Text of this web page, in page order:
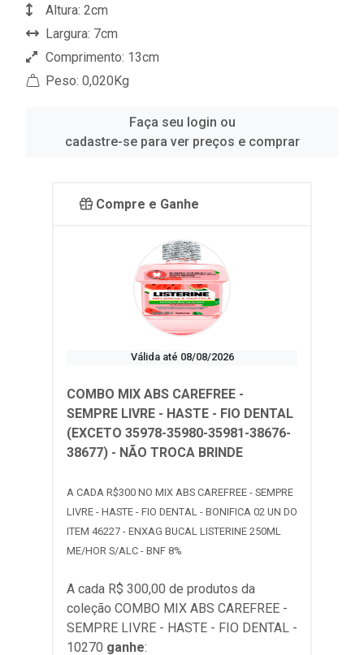
Altura: 2cm
Largura: 7cm
Comprimento: 13cm
Peso: 0,020Kg
Faça seu login ou
cadastre-se para ver preços e comprar
Compre e Ganhe
Válida até 08/08/2026
COMBO MIX ABS CAREFREE -
SEMPRE LIVRE - HASTE - FIO DENTAL
(EXCETO 35978-35980-35981-38676-
38677) - NÃO TROCA BRINDE
A CADA R$300 NO MIX ABS CAREFREE - SEMPRE
LIVRE - HASTE - FIO DENTAL - BONIFICA 02 UN DO
ITEM 46227 - ENXAG BUCAL LISTERINE 250ML
ME/HOR S/ALC - BNF 8%
A cada R$ 300,00 de produtos da
coleção COMBO MIX ABS CAREFREE -
SEMPRE LIVRE - HASTE - FIO DENTAL -
10270 ganhe: